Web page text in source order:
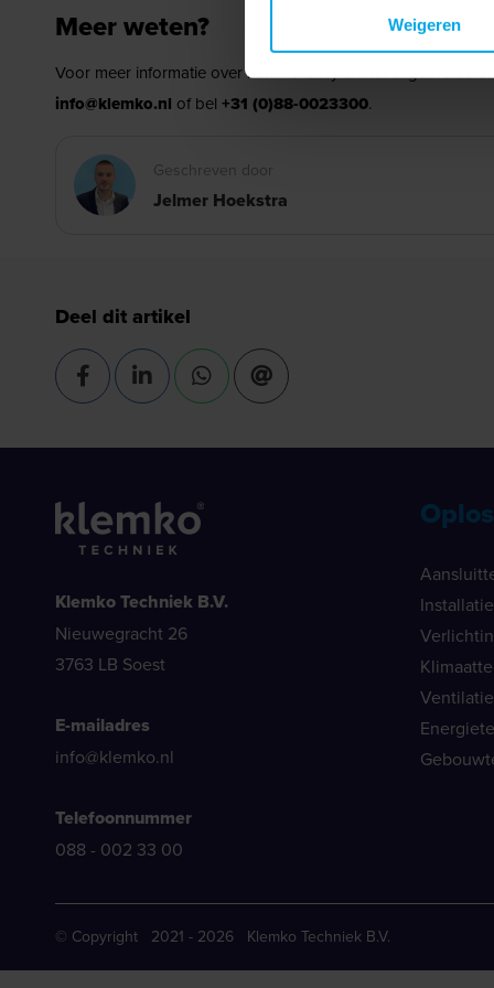
Weigeren
Meer weten?
Voor meer informatie over Lumiko Easy en het uitgebreide
info@klemko.nl of bel +31 (0)88-0023300.
Geschreven door
Jelmer Hoekstra
Deel dit artikel
Klemko Techniek B.V.
Nieuwegracht 26
3763 LB Soest
E-mailadres
info@klemko.nl
Telefoonnummer
088 - 002 33 00
© Copyright 2021 - 2026 Klemko Techniek B.V.